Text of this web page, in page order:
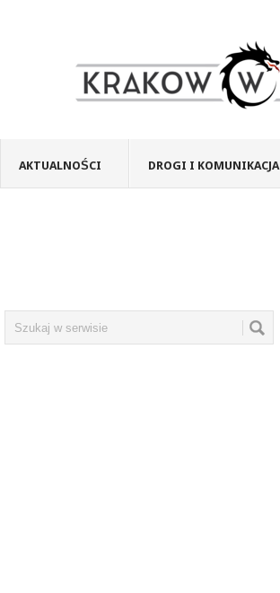
AKTUALNOŚCI DROGI I KOMUNIKACJA